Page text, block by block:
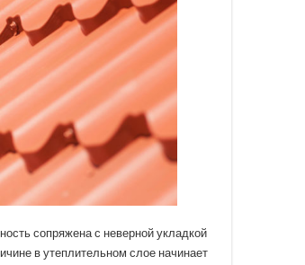
сопряжена с неверной укладкой
в утеплительном слое начинает